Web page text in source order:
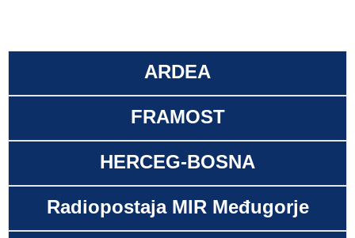
ARDEA
FRAMOST
HERCEG-BOSNA
Radiopostaja MIR Međugorje